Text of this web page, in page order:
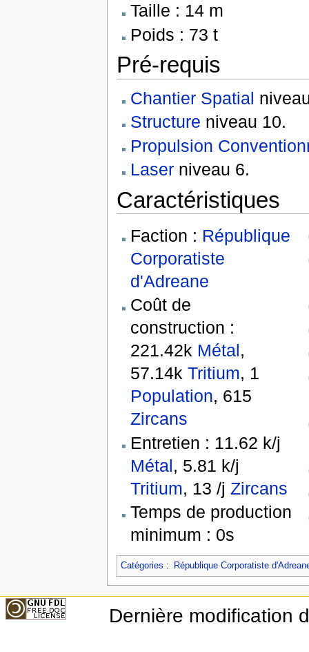
Taille : 14 m
Poids : 73 t
Pré-requis
Chantier Spatial
Structure niveau 10.
Propulsion
Laserniveau 6.
Caractéristiques
Faction : République
Corporatiste
d'Adreane
Coût de
construction :
221.42k Métal,
57.14k Tritium, 1
Population, 615
Zircans
Entretien : 11.62 k/j
Métal, 5.81 k/j
Tritium, 13 /j Zircans
Temps de production
minimum : 0s
Catégories : République Corporatiste
Dernière modification